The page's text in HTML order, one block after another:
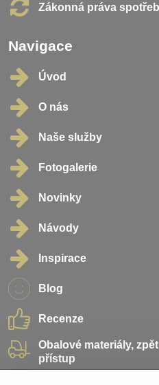
Zákonná práva
Navigace
Úvod
O nás
Naše služby
Fotogalerie
Novinky
Návody
Inspirace
Blog
Recenze
Obalové materiály,
přístup